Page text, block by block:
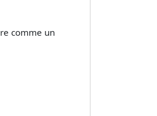
comme un